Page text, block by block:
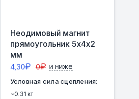
Неодимовый магнит
прямоугольник 5х4х2
мм
4,30₽ 0₽ и ниже
Условная сила сцепления:
~0.31 кг